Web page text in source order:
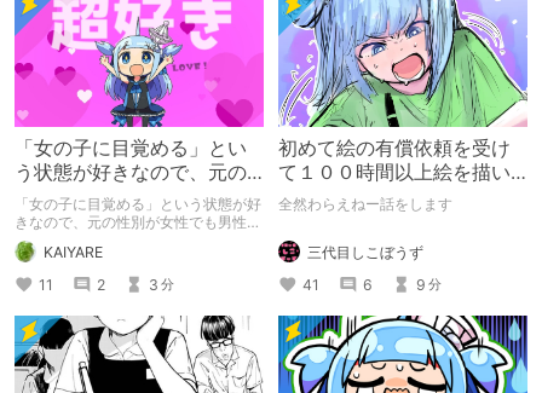
「女の子に目覚める」とい
う状態が好きなので、元の
性別が女性でも男性でも問
題ない話
「女の子に目覚める」という状態が好
きなので、元の性別が女性でも男性で
も問題ない話
KAIYARE
11
2 3 分
初めて絵の有償依頼を受け
て１００時間以上絵を描い
た話
全然わらえねー話をします
三代目しこぼうず
41
6 9 分